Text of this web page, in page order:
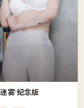
雾·纪念版